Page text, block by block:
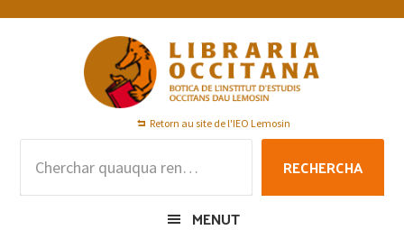
Skip
Skip
Skip
Retorn au site de l'IEO Lemosin
RECHERCHA
MENUT